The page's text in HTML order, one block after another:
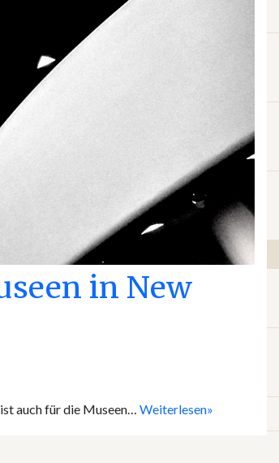
in New
auch für die Museen… Weiterlesen»